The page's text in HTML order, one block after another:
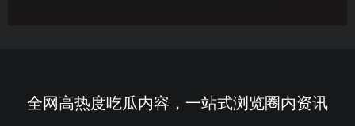
全网高热度吃瓜内容，一站式浏览圈内资讯